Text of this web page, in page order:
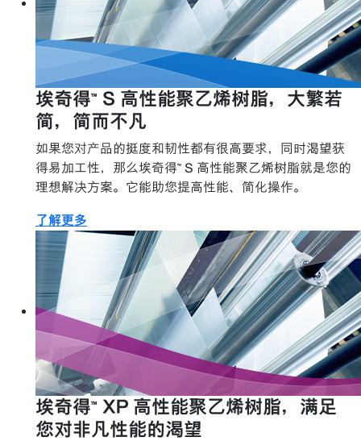
埃奇得™ S 高性能聚乙烯树脂，大繁若
简，简而不凡
如果您对产品的挺度和韧性都有很高要求，同时渴望获
得易加工性，那么埃奇得™ S 高性能聚乙烯树脂就是您的
理想解决方案。它能助您提高性能、简化操作。
了解更多
埃奇得™ XP 高性能聚乙烯树脂，满足
您对非凡性能的渴望